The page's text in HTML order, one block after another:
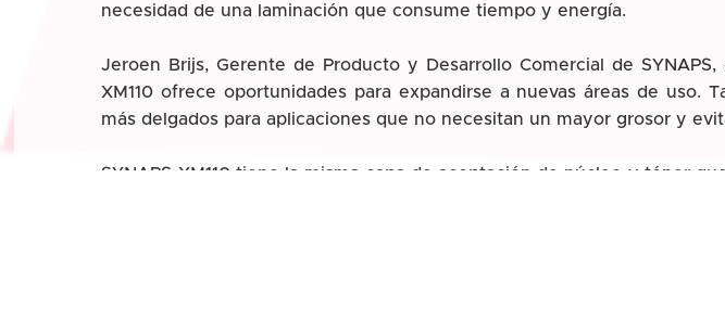
necesidad de una laminación que consume tiempo y energía.
Jeroen Brijs, Gerente de Producto y Desarrollo Comercial de
XM110 ofrece oportunidades para expandirse a nuevas áreas de uso.
más delgados para aplicaciones que no necesitan un mayor grosor y
SYNAPS XM110 tiene la misma capa de aceptación de núcleo y tóner